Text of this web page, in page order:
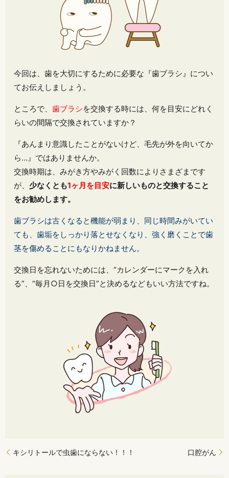
今回は、歯を大切にするために必要な『歯ブラシ』につい
てお伝えしましょう。
ところで、歯ブラシを交換する時には、何を目安にどれく
らいの間隔で交換されていますか？
『あんまり意識したことがないけど、毛先が外を向いてか
ら…』ではありませんか。
交換時期は、みがき方やみがく回数によりさまざまです
が、少なくとも1ヶ月を目安に新しいものと交換すること
をお勧めします。
歯ブラシは古くなると機能が弱まり、同じ時間みがいてい
ても、歯垢をしっかり落とせなくなり、強く磨くことで歯
茎を傷めることにもなりかねません。
交換日を忘れないためには、“カレンダーにマークを入れ
る”、“毎月○日を交換日”と決めるなどもいい方法ですね。
キシリトールで虫歯にならない！！！ 口腔がん